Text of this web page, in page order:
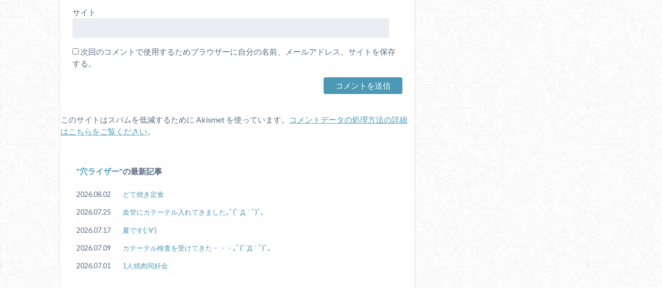
サイト
次回のコメントで使用するためブラウザーに自分の名前、メールアドレス、サイトを保存
する。
このサイトはスパムを低減するために Akismet を使っています。
コメントデータの処理方法の詳細
はこちらをご覧ください
穴ライザー の最新記事
2026.08.02 どて焼き定食
2026.07.25 血管にカテーテル入れてきました｡ﾟ(ﾟ´Д｀ﾟ)ﾟ｡
2026.07.17 夏です(;’∀’)
2026.07.09 カテーテル検査を受けてきた・・・｡ﾟ(ﾟ´Д｀ﾟ)ﾟ｡
2026.07.01 1人焼肉同好会